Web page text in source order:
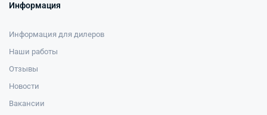
Информация
Информация для дилеров
Наши работы
Отзывы
Новости
Вакансии